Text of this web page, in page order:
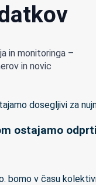
in monitoringa –
in novic
ostajamo
bomo v času